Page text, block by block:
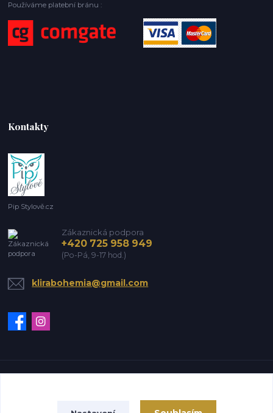
Používáme platební bránu :
Kontakty
Pip Stylově.cz
Zákaznická podpora
+420 725 958 949
(Po-Pá, 9-17 hod.)
klirabohemia@gmail.com